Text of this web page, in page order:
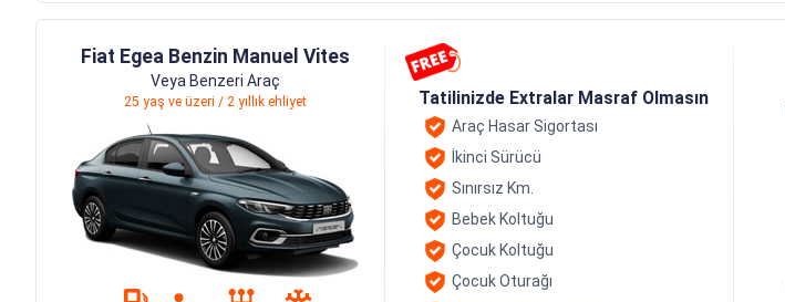
Fiat Egea Benzin Manuel Vites
Veya Benzeri Araç
25 yaş ve üzeri / 2 yıllık ehliyet Tatilinizde Extralar Masraf Olmasın
Araç Hasar Sigortası
İkinci Sürücü
Sınırsız Km.
Bebek Koltuğu
Çocuk Koltuğu
Çocuk Oturağı